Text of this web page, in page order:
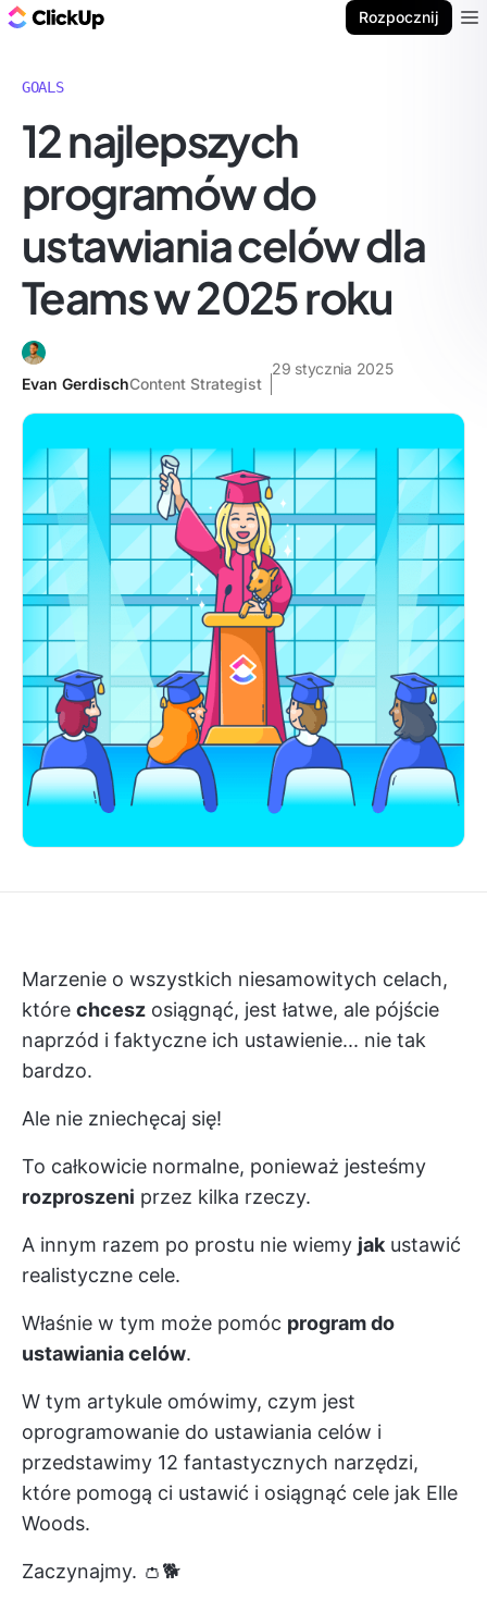
Rozpocznij
GOALS
12 najlepszych
programów do
ustawiania celów dla
Teams w 2025 roku
Evan GerdischContent Strategist
29 stycznia 2025
Marzenie o wszystkich niesamowitych celach,
które chcesz osiągnąć, jest łatwe, ale pójście
naprzód i faktyczne ich ustawienie... nie tak
bardzo.
Ale nie zniechęcaj się!
To całkowicie normalne, ponieważ jesteśmy
rozproszeni przez kilka rzeczy.
A innym razem po prostu nie wiemy jak ustawić
realistyczne cele.
Właśnie w tym może pomóc program do
ustawiania celów.
W tym artykule omówimy, czym jest
oprogramowanie do ustawiania celów i
przedstawimy 12 fantastycznych narzędzi,
które pomogą ci ustawić i osiągnąć cele jak Elle
Woods.
Zaczynajmy. 👛🐕